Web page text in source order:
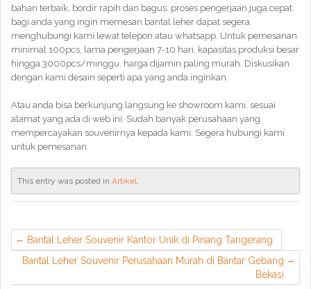
bahan terbaik, bordir rapih dan bagus. proses pengerjaan juga cepat.
bagi anda yang ingin memesan bantal leher dapat segera
menghubungi kami lewat telepon atau whatsapp. Untuk pemesanan
minimal 100pcs, lama pengerjaan 7-10 hari, kapasitas produksi besar
hingga 3000pcs/minggu. harga dijamin paling murah. Diskusikan
dengan kami desain seperti apa yang anda inginkan.
Atau anda bisa berkunjung langsung ke showroom kami, sesuai
alamat yang ada di web ini. Sudah banyak perusahaan yang
mempercayakan souvenirnya kepada kami. Segera hubungi kami
untuk pemesanan.
This entry was posted in Artikel.
Bantal Leher Souvenir Kantor Unik di Pinang Tangerang
Bantal Leher Souvenir Perusahaan Murah di Bantar Gebang
Bekasi